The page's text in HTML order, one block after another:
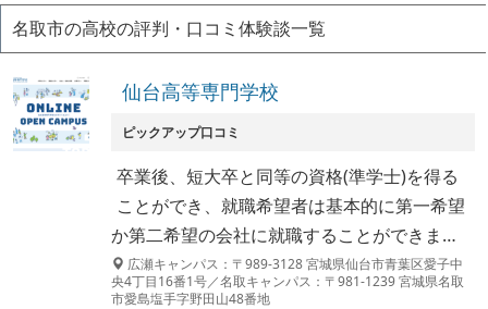
名取市の高校の評判・口コミ体験談一覧
仙台高等専門学校
ピックアップ口コミ
卒業後、短大卒と同等の資格(準学士)を得る
ことができ、就職希望者は基本的に第一希望
か第二希望の会社に就職することができま…
広瀬キャンパス：〒989-3128 宮城県仙台市青葉区愛子中
央4丁目16番1号／名取キャンパス：〒981-1239 宮城県名取
市愛島塩手字野田山48番地